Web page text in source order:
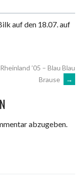
auf den 18.07. auf
’05 – Blau Blau
Brause
→
abzugeben.